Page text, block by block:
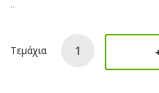
..
Τεμάχια